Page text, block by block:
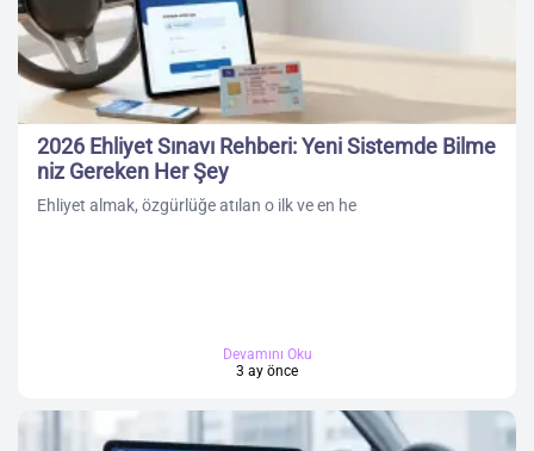
2026 Ehliyet Sınavı Rehberi: Yeni Sistemde Bilme
niz Gereken Her Şey
Ehliyet almak, özgürlüğe atılan o ilk ve en he
Devamını Oku
3 ay önce